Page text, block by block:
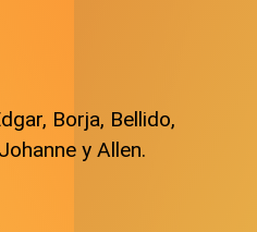
Borja, Bellido,
y Allen.